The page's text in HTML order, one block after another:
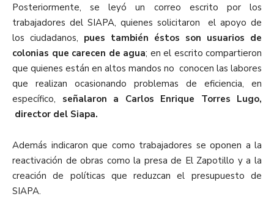
Posteriormente, se leyó un correo escrito por los
trabajadores del SIAPA, quienes solicitaron el apoyo de
los ciudadanos, pues también éstos son usuarios de
colonias que carecen de agua; en el escrito compartieron
que quienes están en altos mandos no conocen las labores
que realizan ocasionando problemas de eficiencia, en
específico, señalaron a Carlos Enrique Torres Lugo,
director del Siapa.
Además indicaron que como trabajadores se oponen a la
reactivación de obras como la presa de El Zapotillo y a la
creación de políticas que reduzcan el presupuesto de
SIAPA.